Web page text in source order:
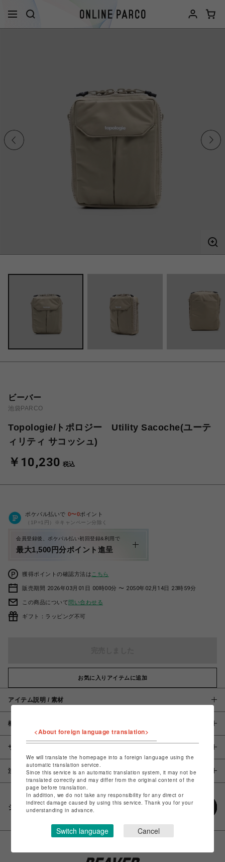
ビーバー
池袋PARCO
Topologie/トポロジー Utility Sacoche(ユーテ
ィリティ サコッシュ)
￥10,230 税込
ポケパル払いで 0〜0ポイント
（1P=1円）※キャンペーン分除く
会員登録後、ポケパル払い初回登録&利用で
最大1,500円分ポイント進呈
獲得ポイントの確認方法は こちら
販売期間 2026年03月01日 00時00分 〜 2050年02月14日 23時59分
この商品について問い合わせる
ギフト：ラッピング不可
お気に入りアイテムに追加
アイテム説明 / 素材
概要
サイズ
注意事項
シェアする
<About foreign language translation>
We will translate the homepage into a foreign language using the
automatic translation service.
Since this service is an automatic translation system, it may not be
translated correctly and may differ from the original content of the
page before translation.
In addition, we do not take any responsibility for any direct or
indirect damage caused by using this service. Thank you for your
understanding in advance.
Switch language Cancel